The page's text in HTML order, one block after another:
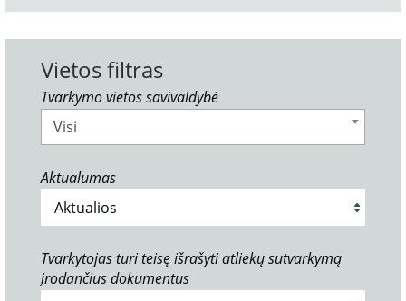
Vietos filtras
Tvarkymo vietos savivaldybė
Visi
Aktualumas
Tvarkytojas turi teisę išrašyti atliekų sutvarkymą
įrodančius dokumentus